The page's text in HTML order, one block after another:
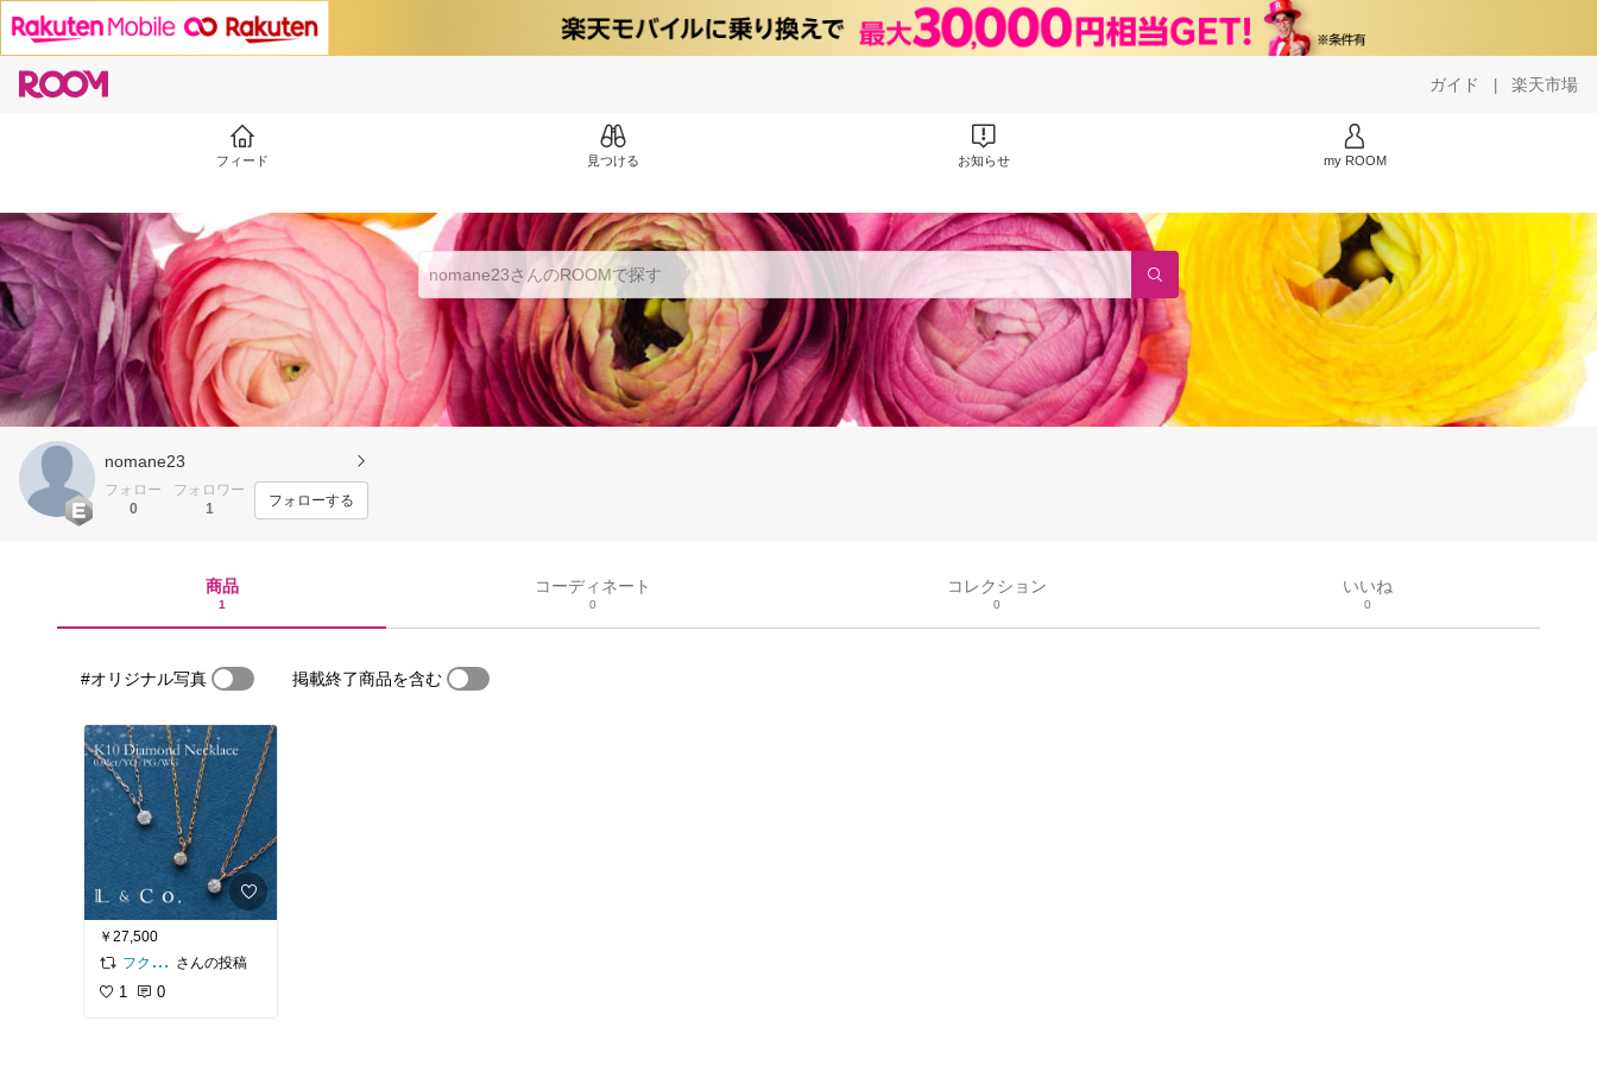
ガイド | 楽天市場
フィード 見つける お知らせ my ROOM
nomane23
フォロー
0
フォロワー
1
フォローする
商品
1
コーディネート
0
コレクション
0
いいね
0
#オリジナル写真 掲載終了商品を含む
￥27,500
フクダ｜ジュエリーバイヤー
さんの投稿
1 0